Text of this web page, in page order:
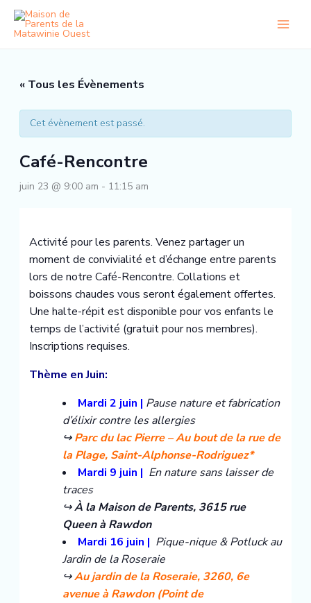
Aller
contenu
« Tous les Évènements
Cet évènement est passé.
Café-Rencontre
juin 23 @ 9:00 am - 11:15 am
Activité pour les parents. Venez partager un
moment de convivialité et d’échange entre parents
lors de notre Café-Rencontre. Collations et
boissons chaudes vous seront également offertes.
Une halte-répit est disponible pour vos enfants le
temps de l’activité (gratuit pour nos membres).
Inscriptions requises.
Thème en Juin:
Mardi 2 juin | Pause nature et fabrication
d’élixir contre les allergies
↪️Parc du lac Pierre – Au bout de la rue de
la Plage, Saint-Alphonse-Rodriguez*
Mardi 9 juin | En nature sans laisser de
traces
↪️À la Maison de Parents, 3615 rue
Queen à Rawdon
Mardi 16 juin | Pique-nique & Potluck au
Jardin de la Roseraie
↪️Au jardin de la Roseraie, 3260, 6e
avenue à Rawdon (Point de